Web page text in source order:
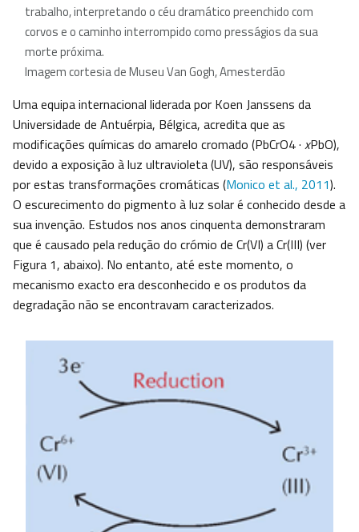
trabalho, interpretando o céu dramático preenchido com
corvos e o caminho interrompido como presságios da sua
morte próxima.
Imagem cortesia de Museu Van Gogh, Amesterdão
Uma equipa internacional liderada por Koen Janssens da
Universidade de Antuérpia, Bélgica, acredita que as
modificações químicas do amarelo cromado (PbCrO4 · xPbO),
devido a exposição à luz ultravioleta (UV), são responsáveis
por estas transformações cromáticas (Monico et al., 2011).
O escurecimento do pigmento à luz solar é conhecido desde a
sua invenção. Estudos nos anos cinquenta demonstraram
que é causado pela redução do crómio de Cr(VI) a Cr(III) (ver
Figura 1, abaixo). No entanto, até este momento, o
mecanismo exacto era desconhecido e os produtos da
degradação não se encontravam caracterizados.